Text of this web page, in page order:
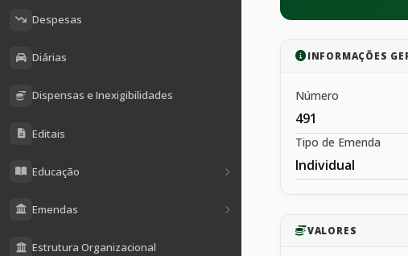
Despesas
Diárias
Dispensas e Inexigibilidades
Editais
Educação
Emendas
Estrutura Organizacional
INFORMAÇÕES
Número
491
Tipo de Emenda
Individual
VALORES